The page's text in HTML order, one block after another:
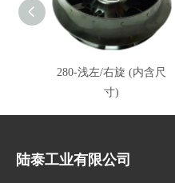
280-浅左/右旋 (内含尺
寸)
陆泰工业有限公司